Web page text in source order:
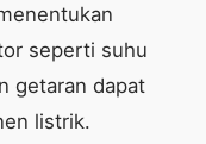
seperti suhu
getaran dapat
listrik.